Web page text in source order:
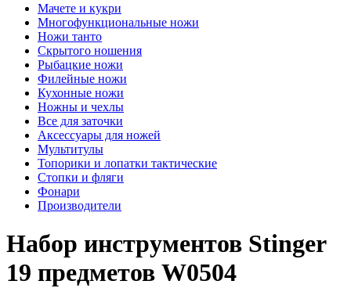
Мачете и кукри
Многофункциональные ножи
Ножи танто
Скрытого ношения
Рыбацкие ножи
Филейные ножи
Кухонные ножи
Ножны и чехлы
Все для заточки
Аксессуары для ножей
Мультитулы
Топорики и лопатки тактические
Стопки и фляги
Фонари
Производители
Набор инструментов Stinger
19 предметов W0504